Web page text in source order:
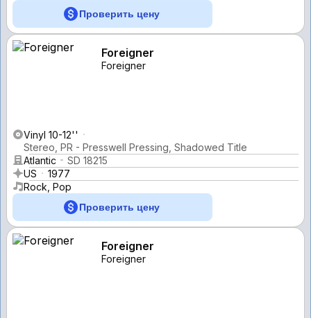
Проверить цену
Foreigner
Foreigner
Vinyl 10-12''
Stereo, PR - Presswell Pressing, Shadowed Title
Atlantic
SD 18215
US
1977
Rock, Pop
Проверить цену
Foreigner
Foreigner